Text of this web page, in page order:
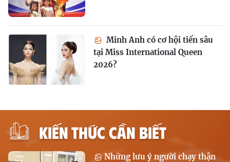
Minh Anh có cơ hội tiến sâu
tại Miss International Queen
2026?
KIẾN THỨC CẦN BIẾT
Những lưu ý người chạy thận